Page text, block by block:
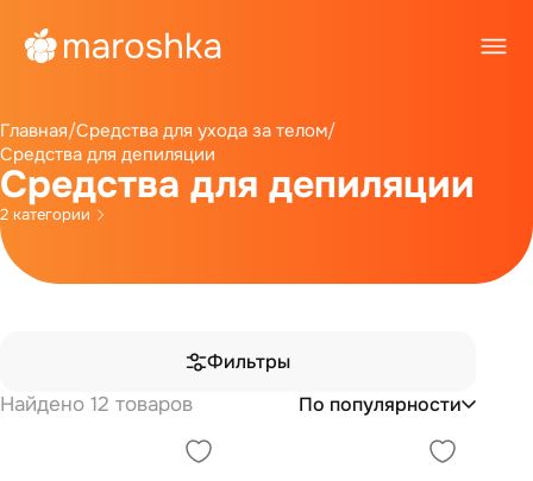
Главная/Средства для ухода за телом/
Средства для депиляции
Средства для депиляции
2 категории
Фильтры
Найдено 12 товаров
По популярности